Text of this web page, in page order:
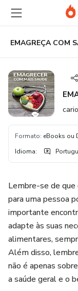
para
conteúdo
principal
para
pagamento
para
rodapé
Formato: eBooks ou
Idioma:
Lembre-se de que
para uma pessoa
importante
adapte às suas
alimentares,
Além disso,
não é apenas
a saúde geral e o